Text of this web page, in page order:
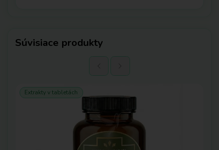
Súvisiace produkty
Extrakty v tabletách